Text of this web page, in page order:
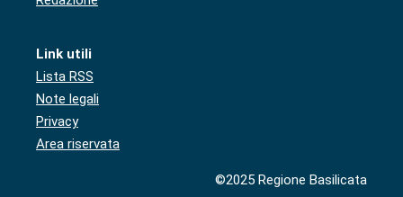
Link utili
Lista RSS
Note legali
Privacy
Area riservata
©2025 Regione Basilicata